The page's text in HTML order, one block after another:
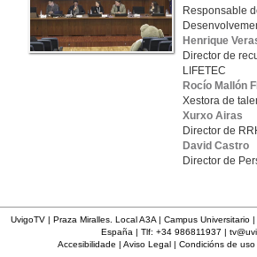
Responsable
Henrique
Director de
LIFETEC
Rocío Mallón
Xestora de
Xurxo Airas
Director de
David Castro
Director de
UvigoTV | Praza Miralles. Local A3A | Campus Universitario
España | Tlf: +34 986811937 |
Accesibilidade | Aviso Legal| Condicións de uso